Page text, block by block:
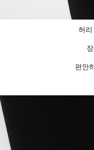
허리
편안